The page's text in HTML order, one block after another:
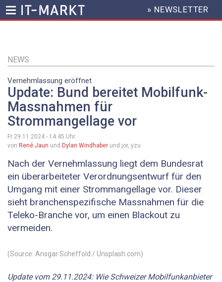
Inhalt
HEADER
MENU
» NEWSLETTER
NEWS
Vernehmlassung eröffnet
Update: Bund bereitet Mobilfunk-
Massnahmen für
Strommangellage vor
Fr 29.11.2024 - 14:45 Uhr
von René Jaun und Dylan Windhaber und jor, yzu
Nach der Vernehmlassung liegt dem Bundesrat
ein überarbeiteter Verordnungsentwurf für den
Umgang mit einer Strommangellage vor. Dieser
sieht branchenspezifische Massnahmen für die
Teleko-Branche vor, um einen Blackout zu
vermeiden.
(Source: Ansgar Scheffold / Unsplash.com)
Update vom 29.11.2024: Wie Schweizer Mobilfunkanbieter